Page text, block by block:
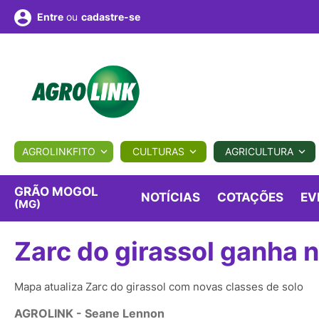
BIOLÓGICOS COTAÇÕES NOTÍCIAS
Conversor Colunistas
Vídeos
Entre ou cadastre-se
AGROLINKFITO CULTURAS AGRICULTURA
GRÃO MOGOL
(MG) NOTÍCIAS COTAÇÕES
Zarc do girassol ganha
Mapa atualiza Zarc do girassol com novas classes de solo
AGROLINK - Seane Lennon